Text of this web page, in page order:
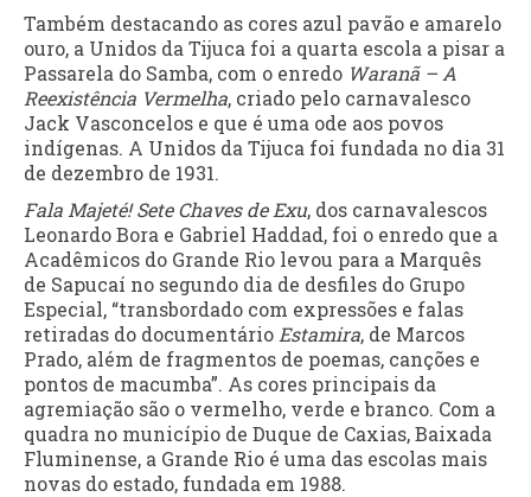
Também destacando as cores azul pavão e amarelo
ouro, a Unidos da Tijuca foi a quarta escola a pisar a
Passarela do Samba, com o enredo Waranã – A
Reexistência Vermelha, criado pelo carnavalesco
Jack Vasconcelos e que é uma ode aos povos
indígenas. A Unidos da Tijuca foi fundada no dia 31
de dezembro de 1931.
Fala Majeté! Sete Chaves de Exu, dos carnavalescos
Leonardo Bora e Gabriel Haddad, foi o enredo que a
Acadêmicos do Grande Rio levou para a Marquês
de Sapucaí no segundo dia de desfiles do Grupo
Especial, “transbordado com expressões e falas
retiradas do documentário Estamira, de Marcos
Prado, além de fragmentos de poemas, canções e
pontos de macumba”. As cores principais da
agremiação são o vermelho, verde e branco. Com a
quadra no município de Duque de Caxias, Baixada
Fluminense, a Grande Rio é uma das escolas mais
novas do estado, fundada em 1988.